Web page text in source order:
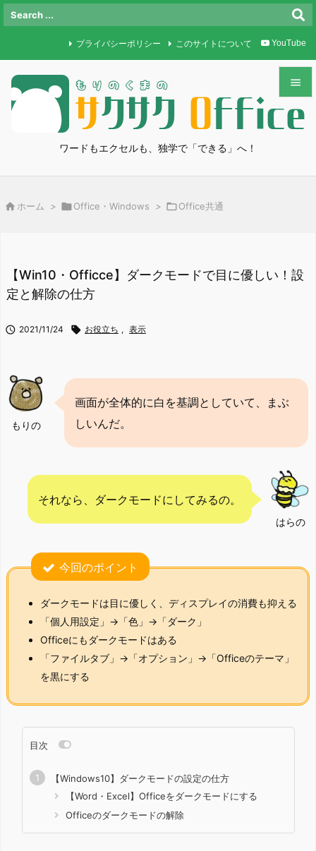
ワードもエクセルも、独学で「できる」へ！


メニュ
検索
プライバシーポリシー このサイトについて YouTube
 ホーム > Office・Windows > Office共通
【Win10・Officce】ダークモードで目に優しい！設
定と解除の仕方
 2021/11/24  お役立ち , 表示
もりの
画面が全体的に白を基調としていて、まぶ
しいんだ。
はらの
それなら、ダークモードにしてみるの。
今回のポイント
ダークモードは目に優しく、ディスプレイの消費も抑える
「個人用設定」→「色」→「ダーク」
Officeにもダークモードはある
「ファイルタブ」→「オプション」→「Officeのテーマ」
を黒にする
目次
【Windows10】ダークモードの設定の仕方
【Word・Excel】Officeをダークモードにする
Officeのダークモードの解除